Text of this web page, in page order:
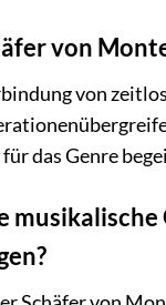
von
von
das Genre